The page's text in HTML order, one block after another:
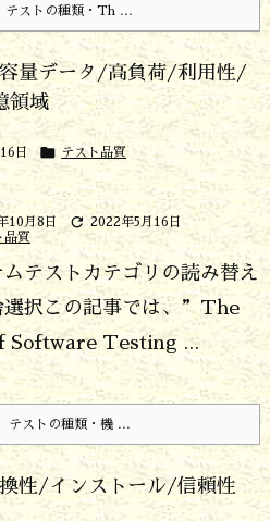
テストの種類・Th ...
量データ/高負荷/利用性/
領域
日  テスト品質
10月8日  2022年5月16日
品質
ムテストカテゴリの読み替え
選択 この記事では、”The
Software Testing ...
テストの種類・機 ...
性/インストール/信頼性